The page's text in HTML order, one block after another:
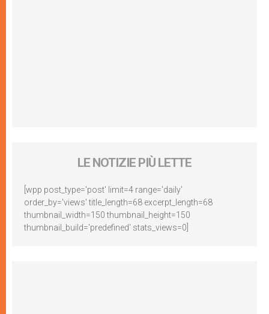
LE NOTIZIE PIÙ LETTE
[wpp post_type='post' limit=4 range='daily'
order_by='views' title_length=68 excerpt_length=68
thumbnail_width=150 thumbnail_height=150
thumbnail_build='predefined' stats_views=0]